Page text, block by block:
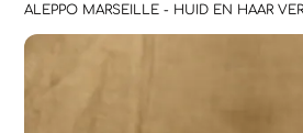
ALEPPO MARSEILLE - HUID EN HAAR